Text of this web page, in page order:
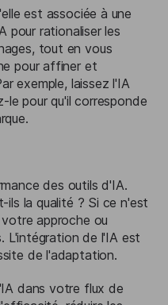
est associée à une
pour rationaliser les
tout en vous
pour affiner et
exemple, laissez l'IA
le pour qu'il corresponde
des outils d'IA.
la qualité ? Si ce n'est
approche ou
L'intégration de l'IA est
de l'adaptation.
dans votre flux de